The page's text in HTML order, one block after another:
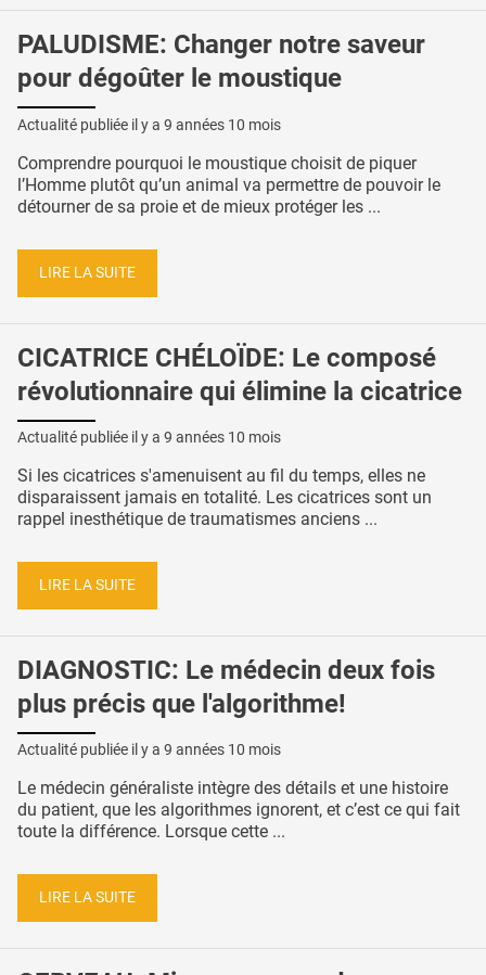
PALUDISME: Changer notre saveur
pour dégoûter le moustique
Actualité publiée il y a 9 années 10 mois
Comprendre pourquoi le moustique choisit de piquer
l’Homme plutôt qu’un animal va permettre de pouvoir le
détourner de sa proie et de mieux protéger les ...
LIRE LA SUITE
CICATRICE CHÉLOÏDE: Le composé
révolutionnaire qui élimine la cicatrice
Actualité publiée il y a 9 années 10 mois
Si les cicatrices s'amenuisent au fil du temps, elles ne
disparaissent jamais en totalité. Les cicatrices sont un
rappel inesthétique de traumatismes anciens ...
LIRE LA SUITE
DIAGNOSTIC: Le médecin deux fois
plus précis que l'algorithme!
Actualité publiée il y a 9 années 10 mois
Le médecin généraliste intègre des détails et une histoire
du patient, que les algorithmes ignorent, et c’est ce qui fait
toute la différence. Lorsque cette ...
LIRE LA SUITE